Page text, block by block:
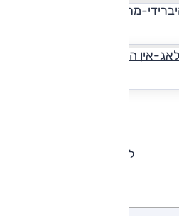
להורדת קטלוג וולוו XC60